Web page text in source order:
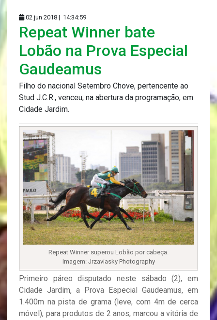
02 jun 2018 | 14:34:59
Repeat Winner bate
Lobão na Prova Especial
Gaudeamus
Filho do nacional Setembro Chove, pertencente ao
Stud J.C.R., venceu, na abertura da programação, em
Cidade Jardim.
Repeat Winner superou Lobão por cabeça.
Imagem: Jrzaviasky Photography
Primeiro páreo disputado neste sábado (2), em
Cidade Jardim, a Prova Especial Gaudeamus, em
1.400m na pista de grama (leve, com 4m de cerca
móvel), para produtos de 2 anos, marcou a vitória de